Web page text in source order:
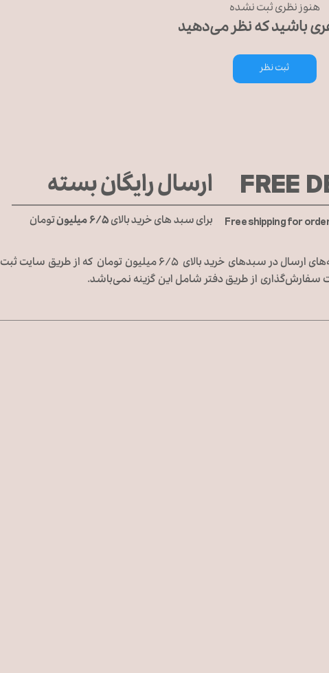
هنوز نظری ثبت نشده
باشید که نظر می‌دهید
ثبت نظر
ارسال رایگان بسته
برای سبد های خرید بالای۶/۵ میلیون تومان
FREE
Free shipping for
هزینه ارسال کالا برای تهران و شهرستان در تمامی گزینه‌های ارسال در سبد‌های خرید بالای ۶/۵ میلیون تومان که از طریق سایت ثبت
از طریق دفتر شامل این گزینه نمی‌باشد.